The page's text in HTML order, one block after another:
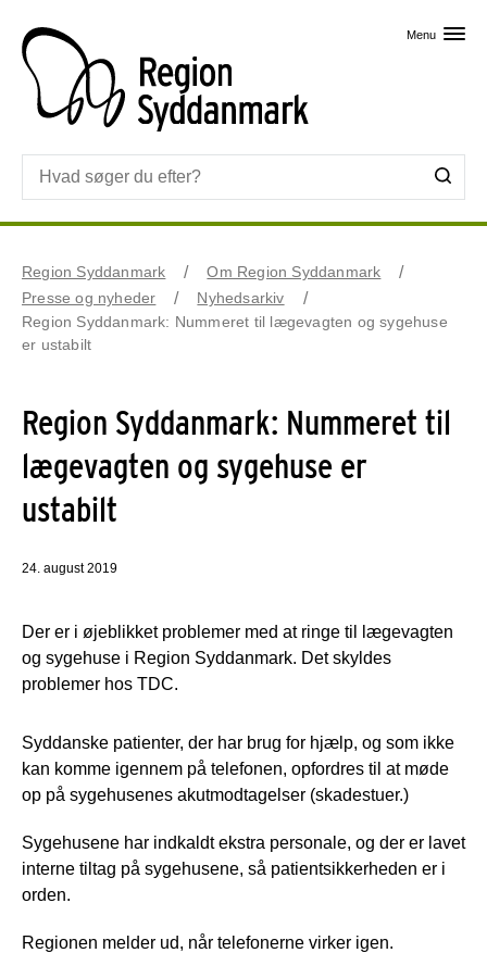
Menu
Region Syddanmark
Om Region Syddanmark
Presse og nyheder
Nyhedsarkiv
Region Syddanmark: Nummeret til lægevagten og sygehuse
er ustabilt
Region Syddanmark: Nummeret til
lægevagten og sygehuse er
ustabilt
24. august 2019
Der er i øjeblikket problemer med at ringe til lægevagten
og sygehuse i Region Syddanmark. Det skyldes
problemer hos TDC.
Syddanske patienter, der har brug for hjælp, og som ikke
kan komme igennem på telefonen, opfordres til at møde
op på sygehusenes akutmodtagelser (skadestuer.)
Sygehusene har indkaldt ekstra personale, og der er lavet
interne tiltag på sygehusene, så patientsikkerheden er i
orden.
Regionen melder ud, når telefonerne virker igen.